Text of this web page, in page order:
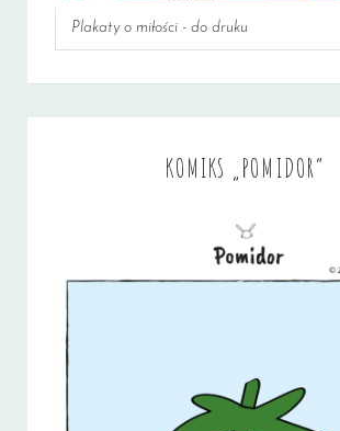
Plakaty o miłości - do druku
KOMIKS „POMIDOR”